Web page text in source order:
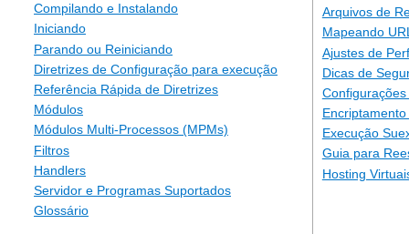
Compilando e Instalando
Iniciando
Parando ou Reiniciando
Diretrizes de Configuração para execução
Referência Rápida de Diretrizes
Módulos
Módulos Multi-Processos (MPMs)
Filtros
Handlers
Servidor e Programas Suportados
Glossário
Arquivos de
Mapeando
Ajustes de
Dicas de
Execução
Guia para
Hosting